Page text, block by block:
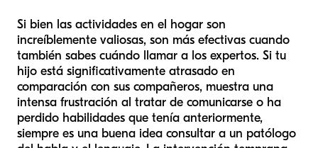
Si bien las actividades en el hogar son
increíblemente valiosas, son más efectivas cuando
también sabes cuándo llamar a los expertos. Si tu
hijo está significativamente atrasado en
comparación con sus compañeros, muestra una
intensa frustración al tratar de comunicarse o ha
perdido habilidades que tenía anteriormente,
siempre es una buena idea consultar a un patólogo